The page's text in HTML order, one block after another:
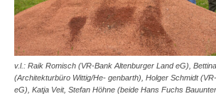
v.l.: Raik Romisch (VR-Bank Altenburger Land eG),
(Architekturbüro Wittig/He- genbarth), Holger Schmidt
eG), Katja Veit, Stefan Höhne (beide Hans Fuchs